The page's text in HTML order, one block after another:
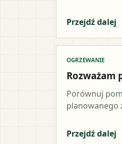
Przejdź dalej
OGRZEWANIE
Rozważam
Porównuj
planowanego
Przejdź dalej